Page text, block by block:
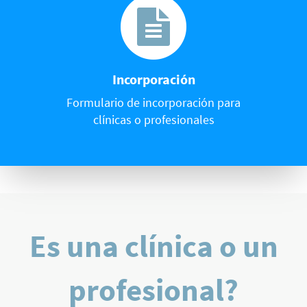
Incorporación
Formulario de incorporación para
clínicas o profesionales
Es una clínica o un
profesional?